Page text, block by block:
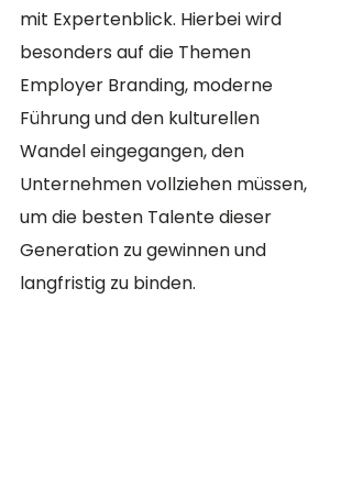
mit Expertenblick. Hierbei wird
besonders auf die Themen
Employer Branding, moderne
Führung und den kulturellen
Wandel eingegangen, den
Unternehmen vollziehen müssen,
um die besten Talente dieser
Generation zu gewinnen und
langfristig zu binden.